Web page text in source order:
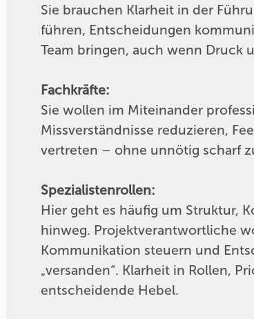
Sie brauchen Klarheit in der
führen, Entscheidungen
Team bringen, auch wenn Druck
Fachkräfte:
Sie wollen im Miteinander
Missverständnisse reduzieren,
vertreten – ohne unnötig scharf
Spezialistenrollen:
Hier geht es häufig um Struktur,
hinweg. Projektverantwortliche
Kommunikation steuern und
„versanden“. Klarheit in Rollen,
entscheidende Hebel.